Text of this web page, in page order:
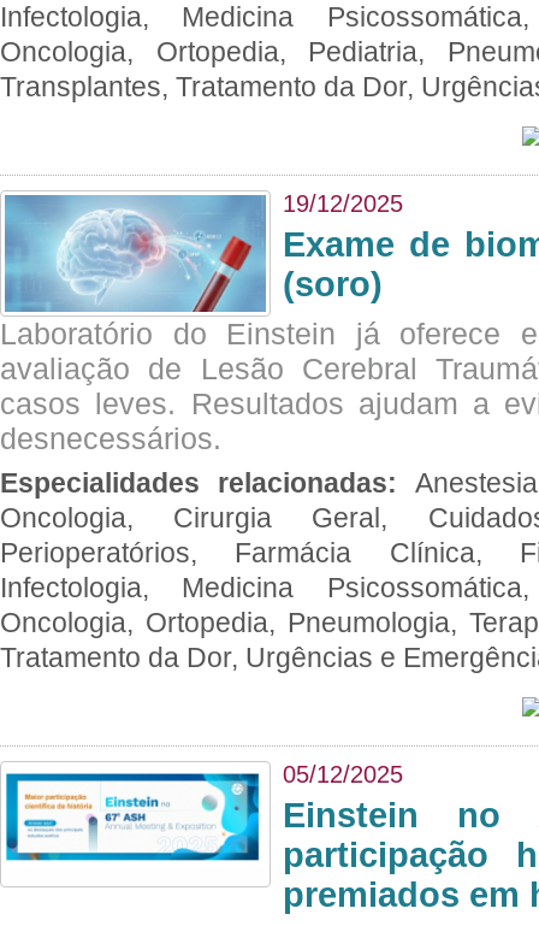
Infectologia, Medicina
Oncologia, Ortopedia, Pediatria,
Transplantes, Tratamento da Dor,
19/12/2025
Exame de
(soro)
Laboratório do Einstein já oferece
avaliação de Lesão Cerebral
casos leves. Resultados ajudam a
desnecessários.
Especialidades relacionadas:
Oncologia, Cirurgia Geral,
Perioperatórios, Farmácia Clínica,
Infectologia, Medicina
Oncologia, Ortopedia, Pneumologia,
Tratamento da Dor, Urgências e
05/12/2025
Einstein no
participação
premiados em